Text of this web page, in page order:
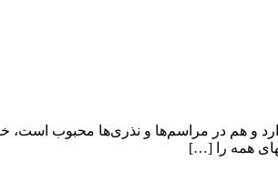
و هم در مراسم‌ها و نذری‌ها محبوب است،
همه را […]